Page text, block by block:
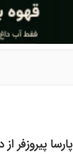
پارسا پیروزفر